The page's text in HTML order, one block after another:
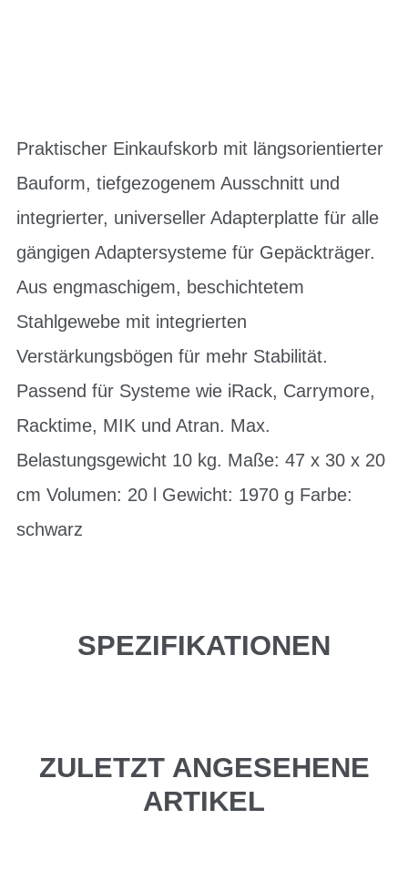
Praktischer Einkaufskorb mit längsorientierter
Bauform, tiefgezogenem Ausschnitt und
integrierter, universeller Adapterplatte für alle
gängigen Adaptersysteme für Gepäckträger.
Aus engmaschigem, beschichtetem
Stahlgewebe mit integrierten
Verstärkungsbögen für mehr Stabilität.
Passend für Systeme wie iRack, Carrymore,
Racktime, MIK und Atran. Max.
Belastungsgewicht 10 kg. Maße: 47 x 30 x 20
cm Volumen: 20 l Gewicht: 1970 g Farbe:
schwarz
SPEZIFIKATIONEN
ZULETZT ANGESEHENE
ARTIKEL